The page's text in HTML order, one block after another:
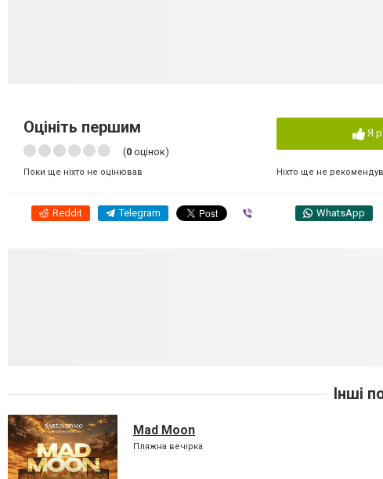
Оцініть першим
(0 оцінок)
Поки ще ніхто не оцінював
Я
Ніхто ще не
Reddit Telegram WhatsApp
Інші
Mad Moon
Пляжна вечірка